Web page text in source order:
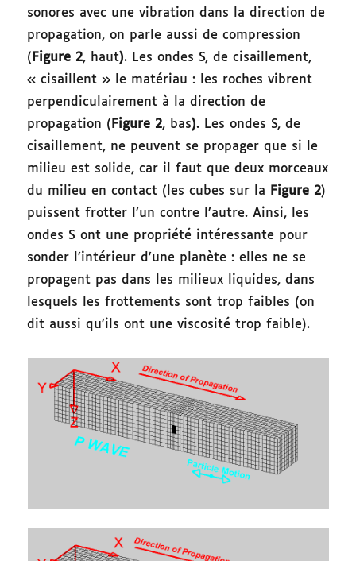
sonores avec une vibration dans la direction de
propagation, on parle aussi de compression
( Figure 2, haut). Les ondes S, de cisaillement,
« cisaillent » le matériau : les roches vibrent
perpendiculairement à la direction de
propagation ( Figure 2, bas). Les ondes S, de
cisaillement, ne peuvent se propager que si le
milieu est solide, car il faut que deux morceaux
du milieu en contact (les cubes sur la
Figure 2)
puissent frotter l’un contre l’autre. Ainsi, les
ondes S ont une propriété intéressante pour
sonder l’intérieur d’une planète : elles ne se
propagent pas dans les milieux liquides, dans
lesquels les frottements sont trop faibles (on
dit aussi qu’ils ont une viscosité trop faible).